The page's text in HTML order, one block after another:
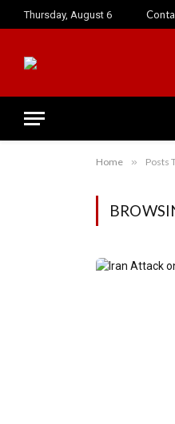
Thursday, August 6
Home » Posts